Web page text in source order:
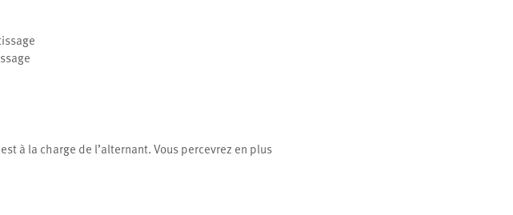
à la charge de l’alternant. Vous percevrez en plus